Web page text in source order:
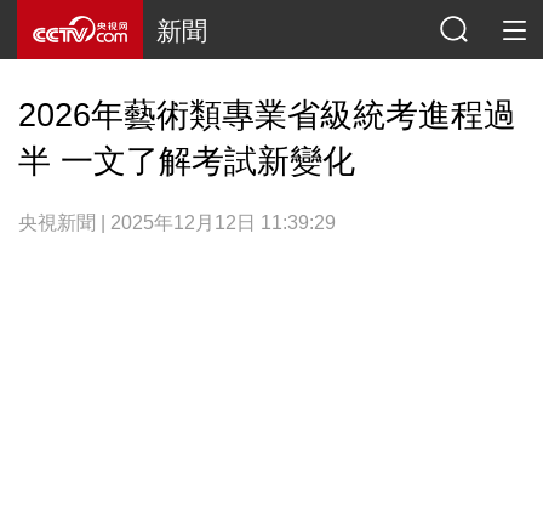
新聞
2026年藝術類專業省級統考進程過
半 一文了解考試新變化
央視新聞 | 2025年12月12日 11:39:29